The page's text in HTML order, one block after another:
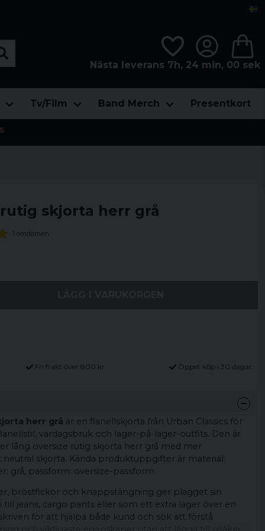
Nästa leverans 7h, 23 min, 59 sek
Tv/Film Band Merch Presentkort
skjorta herr grå
1 omdömen
Fri frakt över 800 kr Öppet köp i 30 dagar
herr grå är en flanellskjorta från Urban Classics för
vardagsbruk och lager-på-lager-outfits. Den är
lång oversize rutig skjorta herr grå med mer
skjorta. Kända produktuppgifter är material:
grå, passform: oversize-passform.
bröstfickor och knappstängning ger plagget sin
till jeans, cargo pants eller som ett extra lager över en
för att hjälpa både kund och sök att förstå